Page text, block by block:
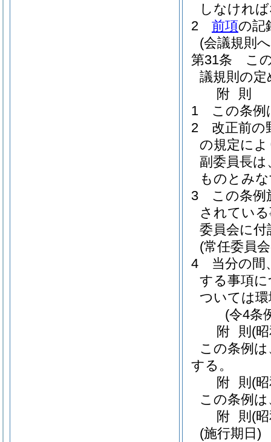
しなけれ
2
前項の記
(会議規則
第31条
こ
議規則の
附 則
1
この条例
2
改正前の
の規定に
副委員長
ものとみ
3
この条例
されてい
委員会に
(常任委員
4
当分の間
する事項
ついては
(令4条
附 則 (
この条例
する。
附 則 (
この条例
附 則 (
(施行期日)